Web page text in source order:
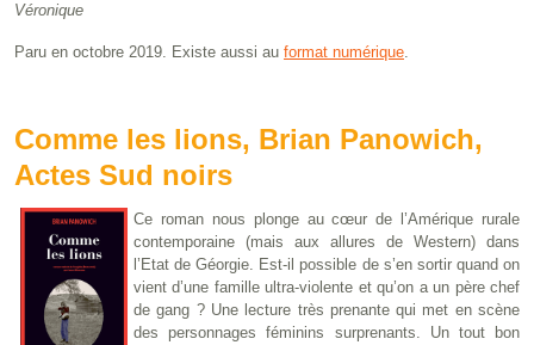
Véronique
Paru en octobre 2019. Existe aussi au format numérique.
Comme les lions, Brian Panowich,
Actes Sud noirs
Ce roman nous plonge au cœur de l’Amérique rurale
contemporaine (mais aux allures de Western) dans
l’Etat de Géorgie. Est-il possible de s’en sortir quand on
vient d’une famille ultra-violente et qu’on a un père chef
de gang ? Une lecture très prenante qui met en scène
des personnages féminins surprenants. Un tout bon